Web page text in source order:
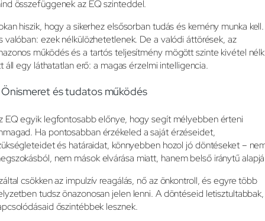
összefüggenek az EQ szinteddel.
hiszik, hogy a sikerhez elsősorban tudás és kemény munka kell.
valóban: ezek nélkülözhetetlenek. De a valódi áttörések, az
működés és a tartós teljesítmény mögött szinte kivétel
áll egy láthatatlan erő: a magas érzelmi intelligencia.
Önismeret és tudatos működés
EQ egyik legfontosabb előnye, hogy segít mélyebben érteni
Ha pontosabban érzékeled a saját érzéseidet,
és határaidat, könnyebben hozol jó döntéseket –
nem mások elvárása miatt, hanem belső iránytű
csökken az impulzív reagálás, nő az önkontroll, és egyre több
tudsz önazonosan jelen lenni. A döntéseid
őszintébbek lesznek.